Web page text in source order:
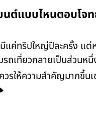
นต์แบบไหนตอบโจ
ค่ทริปใหญ่ปีละครั้ง แ
รถเที่ยวกลายเป็นส่วน
รให้ความสำคัญมากขึ้